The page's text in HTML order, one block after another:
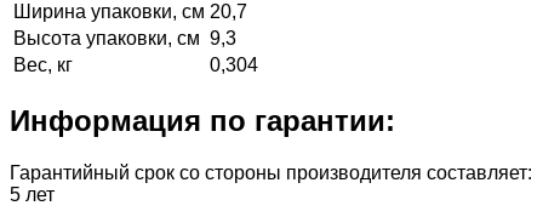
Ширина упаковки, см 20,7
Высота упаковки, см 9,3
Вес, кг
0,304
Информация по гарантии:
Гарантийный срок со стороны производителя составляет:
5 лет